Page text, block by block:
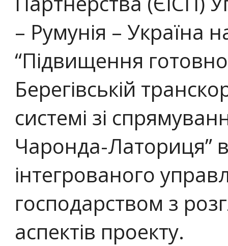
– Румунія – Україна
“Підвищення
Берегівській
системі зі
Чаронда-Латориця”
інтегрованого
господарством з
аспектів проекту.